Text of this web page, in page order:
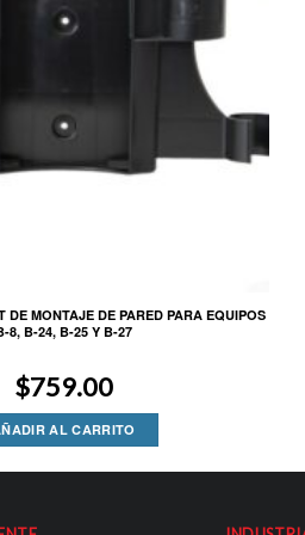
DE MONTAJE DE PARED PARA EQUIPOS
8, B-24, B-25 Y B-27
$759.00
AL CARRITO